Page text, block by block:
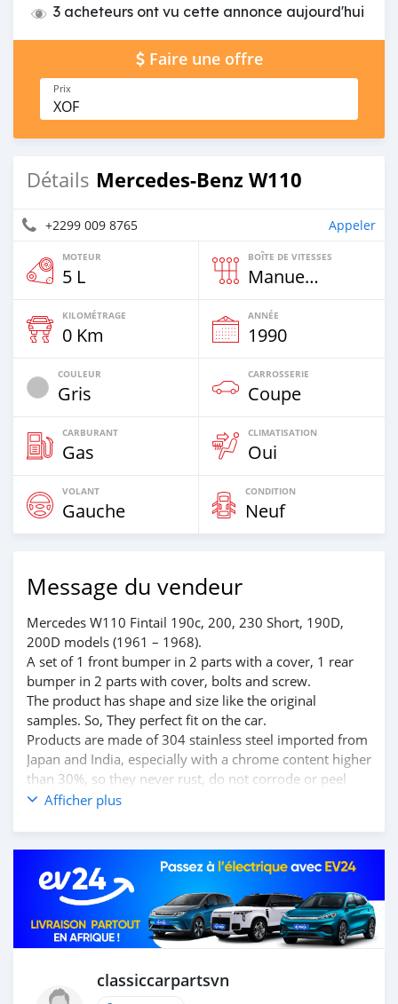
3 acheteurs ont vu cette annonce aujourd'hui
Faire une offre
Prix
XOF
Détails Mercedes-Benz W110
+2299 009 8765 Appeler
MOTEUR
5 L
BOÎTE DE VITESSES
Manuelle
KILOMÉTRAGE
0 Km
ANNÉE
1990
COULEUR
Gris
CARROSSERIE
Coupe
CARBURANT
Gas
CLIMATISATION
Oui
VOLANT
Gauche
CONDITION
Neuf
Message du vendeur
Mercedes W110 Fintail 190c, 200, 230 Short, 190D,
200D models (1961 – 1968).
A set of 1 front bumper in 2 parts with a cover, 1 rear
bumper in 2 parts with cover, bolts and screw.
The product has shape and size like the original
samples. So, They perfect fit on the car.
Products are made of 304 stainless steel imported from
Japan and India, especially with a chrome content higher
than 30%, so they never rust, do not corrode or peel
over time.
This is the perfect replacement.
classiccarpartsvn.com/product/mercedes-w110-fintail-
bumpers/
If you need all parts for any classic car, please contact
me.
Email: info@classiccarpartsvn.com
Fanpage: facebook.com/profile.php?
Afficher plus
classiccarpartsvn